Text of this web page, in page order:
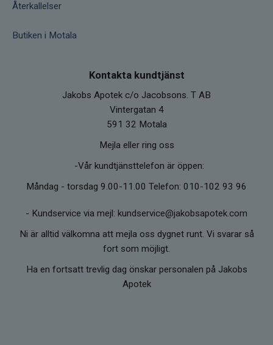
Återkallelser
Butiken i Motala
Kontakta kundtjänst
Jakobs Apotek c/o Jacobsons. T AB
Vintergatan 4
591 32 Motala
Mejla eller ring oss
-Vår kundtjänsttelefon är öppen:
Måndag - torsdag 9.00-11.00 Telefon: 010-102 93 96
- Kundservice via mejl: kundservice@jakobsapotek.com
Ni är alltid välkomna att mejla oss dygnet runt. Vi svarar så
fort som möjligt.
Ha en fortsatt trevlig dag önskar personalen på Jakobs
Apotek